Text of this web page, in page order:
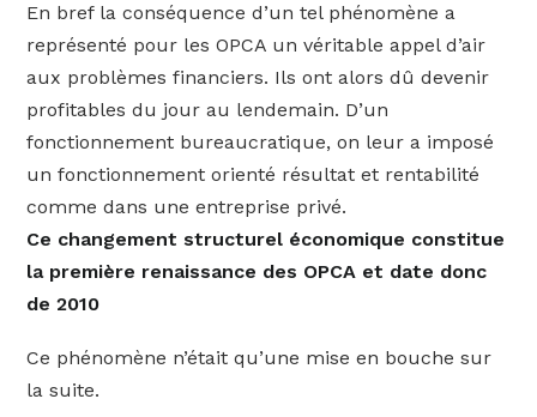
En bref la conséquence d’un tel phénomène a
représenté pour les OPCA un véritable appel d’air
aux problèmes financiers. Ils ont alors dû devenir
profitables du jour au lendemain. D’un
fonctionnement bureaucratique, on leur a imposé
un fonctionnement orienté résultat et rentabilité
comme dans une entreprise privé.
Ce changement structurel économique constitue
la première renaissance des OPCA et date donc
de 2010
Ce phénomène n’était qu’une mise en bouche sur
la suite.